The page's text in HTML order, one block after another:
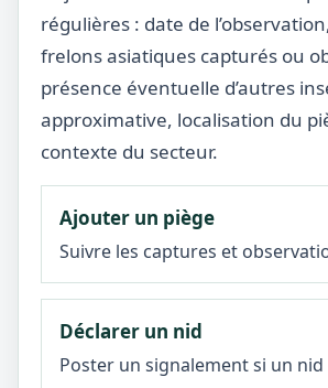
régulières : date de
frelons asiatiques capturés ou
présence éventuelle d’autres
approximative, localisation du
contexte du secteur.
Ajouter un piège
Suivre les captures et
Déclarer un nid
Poster un signalement si un